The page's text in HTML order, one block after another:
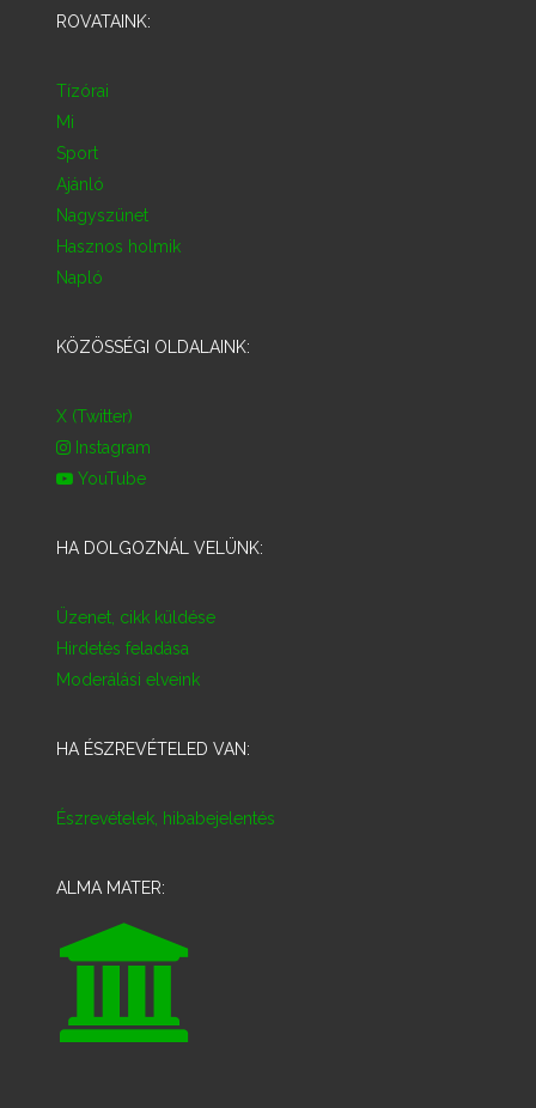
ROVATAINK:
Tízórai
Mi
Sport
Ajánló
Nagyszünet
Hasznos holmik
Napló
KÖZÖSSÉGI OLDALAINK:
X (Twitter)
Instagram
YouTube
HA DOLGOZNÁL VELÜNK:
Üzenet, cikk küldése
Hirdetés feladása
Moderálási elveink
HA ÉSZREVÉTELED VAN:
Észrevételek, hibabejelentés
ALMA MATER: